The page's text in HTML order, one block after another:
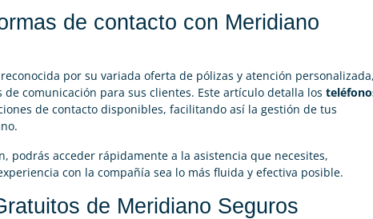
de contacto con Meridiano
por su variada oferta de pólizas y atención personalizada,
comunicación para sus clientes. Este artículo detalla los
de contacto disponibles, facilitando así la gestión de tus
podrás acceder rápidamente a la asistencia que necesites,
con la compañía sea lo más fluida y efectiva posible.
de Meridiano Seguros